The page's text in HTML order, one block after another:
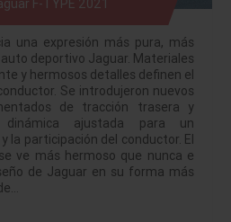
F-TYPE 2021
una expresión más pura, más
deportivo Jaguar. Materiales
y hermosos detalles definen el
Se introdujeron nuevos
de tracción trasera y
ajustada para un
la participación del conductor. El
ve más hermoso que nunca e
de Jaguar en su forma más